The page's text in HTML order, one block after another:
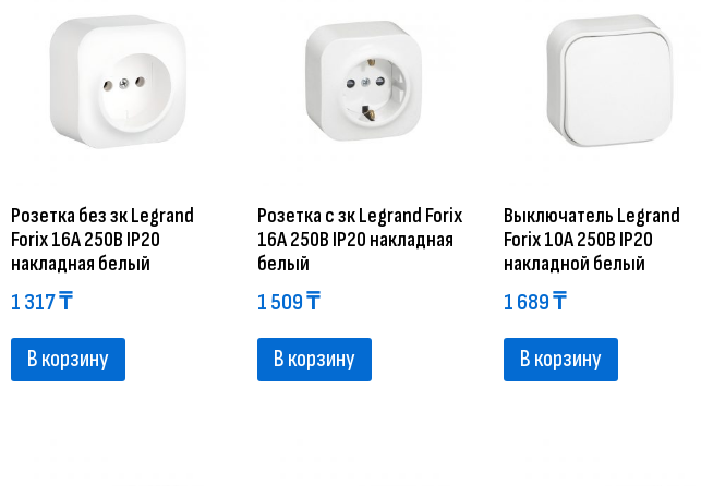
Розетка без зк Legrand
Forix 16A 250В IP20
накладная белый
1 317₸
В корзину
Розетка с зк Legrand Forix
16A 250В IP20 накладная
белый
1 509₸
В корзину
Выключатель Legrand
Forix 10A 250В IP20
накладной белый
1 689₸
В корзину